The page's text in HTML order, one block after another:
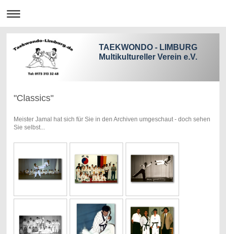
TAEKWONDO - LIMBURG
Multikultureller Verein e.V.
"Classics"
Meister Jamal hat sich für Sie in den Archiven umgeschaut - doch sehen
Sie selbst...